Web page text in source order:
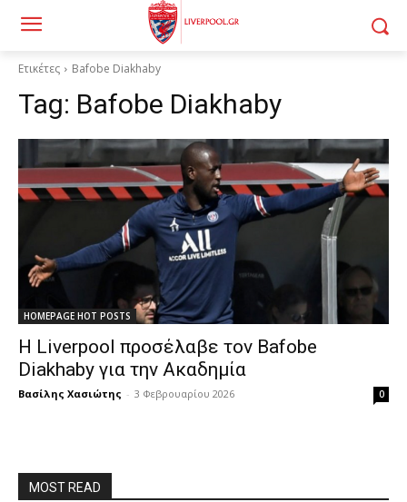
Ετικέτες Bafobe Diakhaby
Tag: Bafobe Diakhaby
HOMEPAGE HOT POSTS
Η Liverpool προσέλαβε τον Bafobe
Diakhaby για την Ακαδημία
Βασίλης Χασιώτης - 3 Φεβρουαρίου 2026 0
MOST READ